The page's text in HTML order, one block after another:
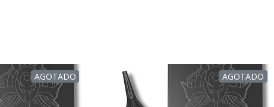
AGOTADO AGOTADO